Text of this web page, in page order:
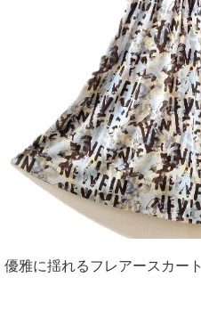
優雅に揺れるフレアースカート